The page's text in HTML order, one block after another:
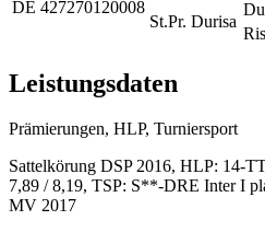
DE 427270120008
St.Pr. Durisa
Leistungsdaten
Prämierungen, HLP, Turniersport
Sattelkörung DSP 2016, HLP: 14-
7,89 / 8,19, TSP: S**-DRE Inter I
MV 2017